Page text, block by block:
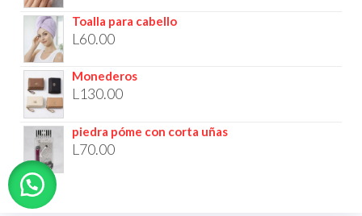
Toalla para cabello
L 60.00
Monederos
L 130.00
piedra póme con corta uñas
L 70.00